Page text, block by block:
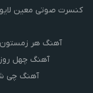
آهنگ هر
آهنگ چهل
آهنگ چی